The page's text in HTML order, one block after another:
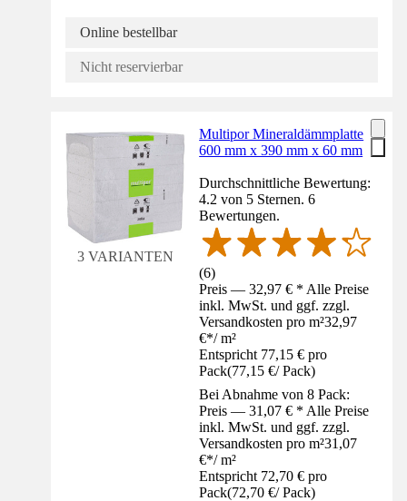
Online bestellbar
Nicht reservierbar
3 VARIANTEN
Multipor Mineraldämmplatte
600 mm x 390 mm x 60 mm
Durchschnittliche Bewertung:
4.2 von 5 Sternen. 6
Bewertungen.
(6)
Preis — 32,97 € * Alle Preise
inkl. MwSt. und ggf. zzgl.
Versandkosten pro m²32,97
€*/ m²
Entspricht 77,15 € pro
Pack(77,15 €/ Pack)
Bei Abnahme von 8 Pack:
Preis — 31,07 € * Alle Preise
inkl. MwSt. und ggf. zzgl.
Versandkosten pro m²31,07
€*/ m²
Entspricht 72,70 € pro
Pack(72,70 €/ Pack)